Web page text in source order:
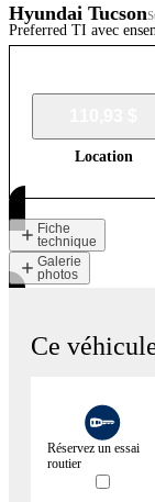
Hyundai Tucson
Preferred TI avec
Location
Fiche
technique
Galerie
photos
Ce
Réservez un essai
routier